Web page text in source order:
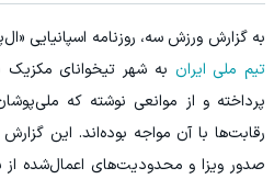
به گزارش ورزش سه، روزنامه اسپانیایی
تیم ملی ایران
پرداخته و از موانعی نوشته که
رقابت‌ها با آن مواجه بوده‌اند. این
صدور ویزا و محدودیت‌های اعمال‌شده از